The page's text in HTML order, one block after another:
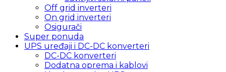
Off grid inverteri
On grid inverteri
Osigurači
Super ponuda
UPS uređaji i DC-DC konverteri
DC-DC konverteri
Dodatna oprema i kablovi